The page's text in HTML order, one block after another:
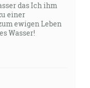
das Ich ihm
einer
ewigen Leben
Wasser!